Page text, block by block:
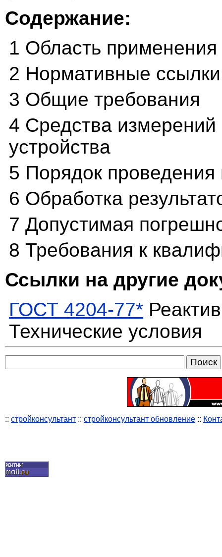
Содержание:
1 Область применения
2 Нормативные ссылки
3 Общие требования
4 Средства
устройства
5 Порядок
6 Обработка
7 Допустимая
8 Требования к
Ссылки на другие
ГОСТ 4204-77*
Технические условия
:: стройконсультант :: стройконсультант обновление ::